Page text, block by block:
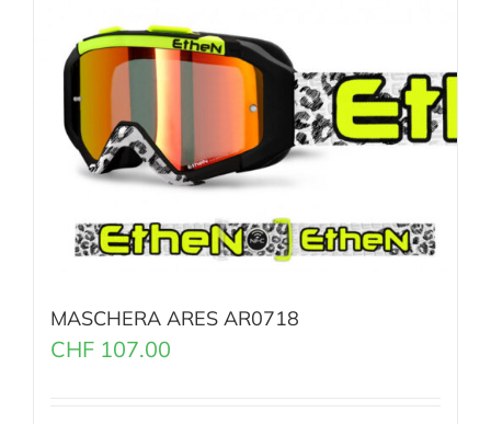
MASCHERA ARES AR0718
CHF 107.00